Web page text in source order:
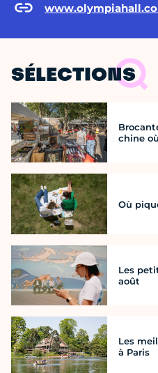
SÉLECTIONS
chine
Où
Les
août
Les
à Paris